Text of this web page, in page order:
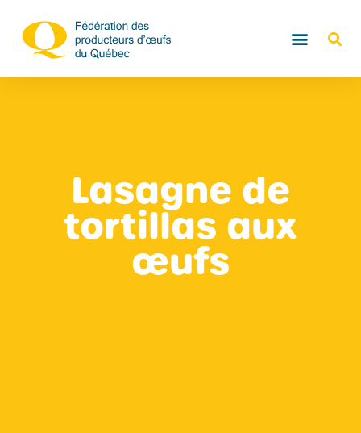
Lasagne de
tortillas aux
œufs